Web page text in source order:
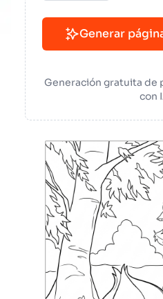
Generar
Generación gratuita de
con